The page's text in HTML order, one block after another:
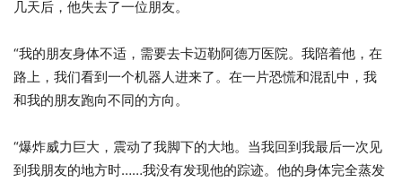
几天后，他失去了一位朋友。
“我的朋友身体不适，需要去卡迈勒阿德万医院。我陪着他，在
路上，我们看到一个机器人进来了。在一片恐慌和混乱中，我
和我的朋友跑向不同的方向。
“爆炸威力巨大，震动了我脚下的大地。当我回到我最后一次见
到我朋友的地方时……我没有发现他的踪迹。他的身体完全蒸发